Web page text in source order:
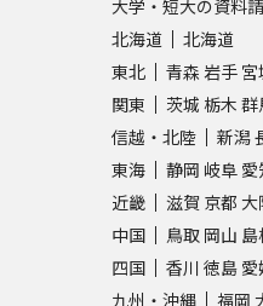
大学・短大の資料
北海道
北海道
東北
青森 岩手 宮
関東
茨城 栃木 群
信越・北陸
新潟
東海
静岡 岐阜 愛
近畿
滋賀 京都 大
中国
鳥取 岡山 島
四国
香川 徳島 愛
九州・沖縄
福岡